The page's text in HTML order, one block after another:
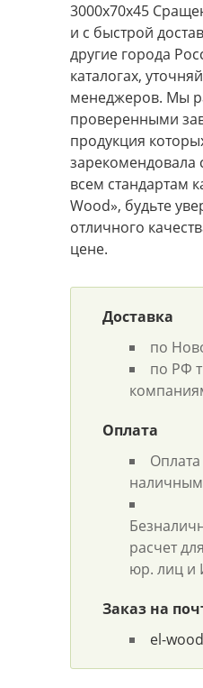
3000х70х45
и с быстрой
другие города
каталогах,
менеджеров. Мы
проверенными
продукция
зарекомендовала
всем стандартам
Wood», будьте
отличного
цене.
Доставка
по
по РФ
Оплата
Оплата
расчет
юр. лиц и
Заказ на
el-